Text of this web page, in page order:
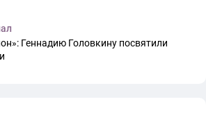
Геннадию Головкину посвятили